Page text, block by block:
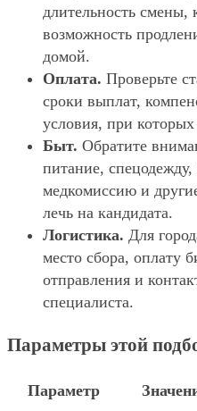
длительность смены,
возможность
домой.
Оплата. Проверьте
сроки выплат,
условия, при
Быт. Обратите
питание,
медкомиссию и
лечь на кандидата.
Логистика. Для
место сбора, оплату
отправления и
специалиста.
Параметры этой
Параметр